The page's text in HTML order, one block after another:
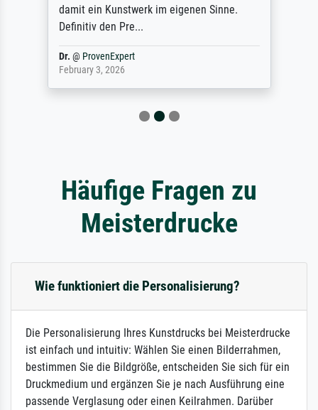
damit ein Kunstwerk im eigenen Sinne.
Definitiv den Pre...
Dr. @ ProvenExpert
February 3, 2026
Häufige Fragen zu
Meisterdrucke
Wie funktioniert die Personalisierung?
Die Personalisierung Ihres Kunstdrucks bei Meisterdrucke
ist einfach und intuitiv: Wählen Sie einen Bilderrahmen,
bestimmen Sie die Bildgröße, entscheiden Sie sich für ein
Druckmedium und ergänzen Sie je nach Ausführung eine
passende Verglasung oder einen Keilrahmen. Darüber